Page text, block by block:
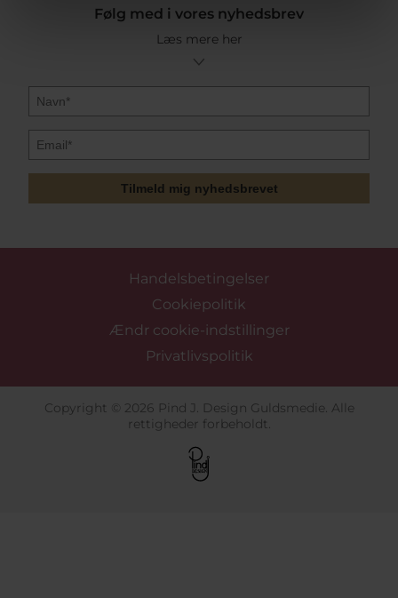
Følg med i vores nyhedsbrev
Læs mere her
Tilmeld mig nyhedsbrevet
Handelsbetingelser
Cookiepolitik
Ændr cookie-indstillinger
Privatlivspolitik
Copyright © 2026 Pind J. Design Guldsmedie. Alle
rettigheder forbeholdt.